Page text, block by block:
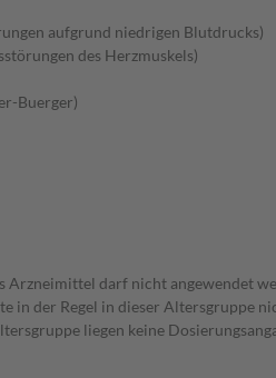
aufgrund niedrigen Blutdrucks)
des Herzmuskels)
Buerger)
Arzneimittel darf nicht angewendet
in der Regel in dieser Altersgruppe
liegen keine